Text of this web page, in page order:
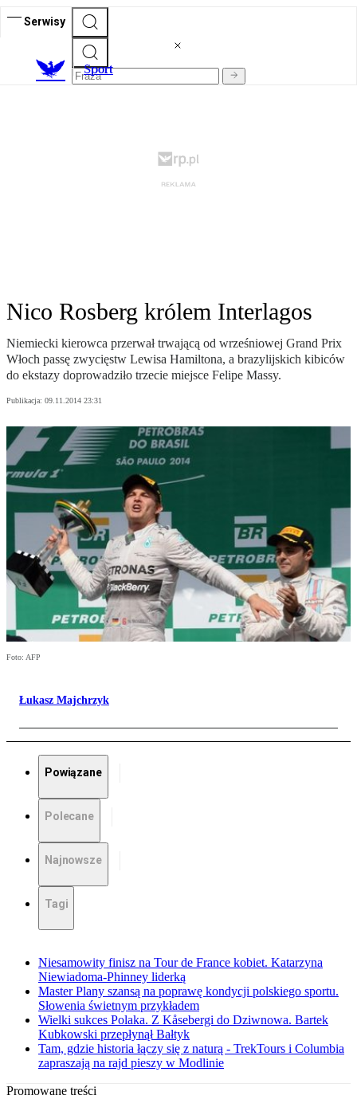
Serwisy
Sport
Nico Rosberg królem Interlagos
Niemiecki kierowca przerwał trwającą od wrześniowej Grand Prix
Włoch passę zwycięstw Lewisa Hamiltona, a brazylijskich kibiców
do ekstazy doprowadziło trzecie miejsce Felipe Massy.
Publikacja: 09.11.2014 23:31
Foto: AFP
Łukasz Majchrzyk
Powiązane
Polecane
Najnowsze
Tagi
Niesamowity finisz na Tour de France kobiet. Katarzyna
Niewiadoma-Phinney liderką
Master Plany szansą na poprawę kondycji polskiego sportu.
Słowenia świetnym przykładem
Wielki sukces Polaka. Z Kåsebergi do Dziwnowa. Bartek
Kubkowski przepłynął Bałtyk
Tam, gdzie historia łączy się z naturą - TrekTours i Columbia
zapraszają na rajd pieszy w Modlinie
Promowane treści